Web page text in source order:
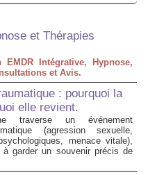
et Thérapies
Intégrative, Hypnose,
et Avis.
: pourquoi la
elle revient.
traverse un événement
(agression sexuelle,
menace vitale),
à garder un souvenir précis de